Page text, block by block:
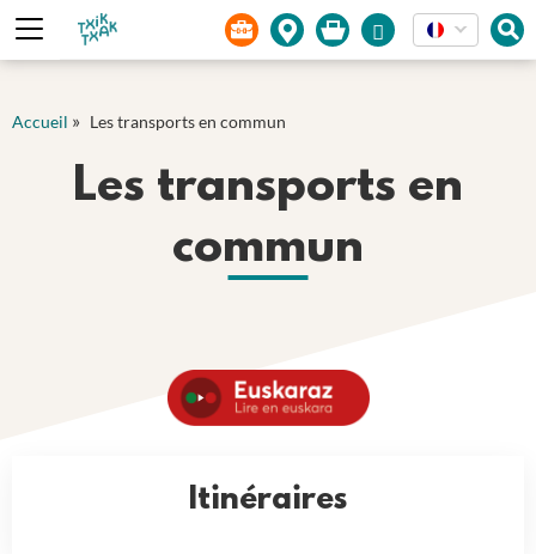
Panneau de gestion des cookies
Accueil » Les transports en commun
Les transports en
commun
Itinéraires